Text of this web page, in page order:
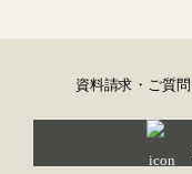
資料請求・ご質